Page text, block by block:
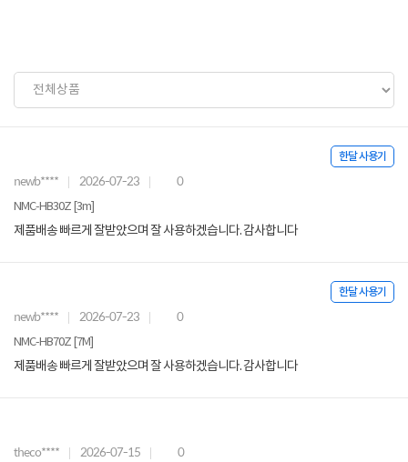
한달 사용기
newb**** 2026-07-23 0
NMC-HB30Z [3m]
제품배송 빠르게 잘받았으며 잘 사용하겠습니다. 감사합니다
한달 사용기
newb**** 2026-07-23 0
NMC-HB70Z [7M]
제품배송 빠르게 잘받았으며 잘 사용하겠습니다. 감사합니다
theco**** 2026-07-15 0